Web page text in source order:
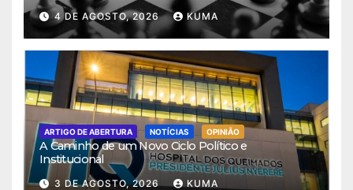
4 DE AGOSTO, 2026 KUMA
ARTIGO DE ABERTURA NOTÍCIAS OPINIÃO
A Caminho de um Novo Ciclo Político e
Institucional
3 DE AGOSTO, 2026 KUMA